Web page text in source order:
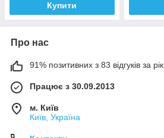
Купити
Про нас
91% позитивних з 83 відгуків за рік
Працює з 30.09.2013
м. Київ
Київ, Україна